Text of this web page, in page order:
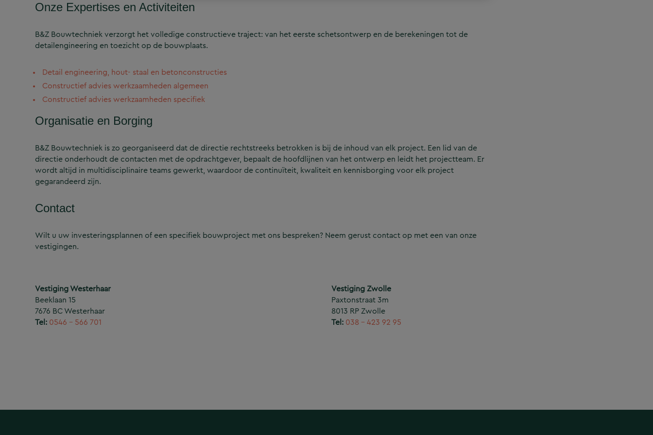
Onze Expertises en Activiteiten
B&Z Bouwtechniek verzorgt het volledige constructieve traject: van het eerste schetsontwerp en de berekeningen tot de
detailengineering en toezicht op de bouwplaats.
Detail engineering, hout- staal en betonconstructies
Constructief advies werkzaamheden algemeen
Constructief advies werkzaamheden specifiek
Organisatie en Borging
B&Z Bouwtechniek is zo georganiseerd dat de directie rechtstreeks betrokken is bij de inhoud van elk project. Een lid van de
directie onderhoudt de contacten met de opdrachtgever, bepaalt de hoofdlijnen van het ontwerp en leidt het projectteam. Er
wordt altijd in multidisciplinaire teams gewerkt, waardoor de continuïteit, kwaliteit en kennisborging voor elk project
gegarandeerd zijn.
Contact
Wilt u uw investeringsplannen of een specifiek bouwproject met ons bespreken? Neem gerust contact op met een van onze
vestigingen.
Vestiging Westerhaar
Beeklaan 15
7676 BC Westerhaar
Tel: 0546 – 566 701
Vestiging Zwolle
Paxtonstraat 3m
8013 RP Zwolle
Tel: 038 – 423 92 95